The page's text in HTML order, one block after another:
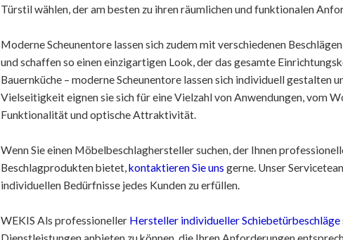
Türstil wählen, der am besten zu ihren räumlichen und funktionalen
Moderne Scheunentore lassen sich zudem mit verschiedenen
und schaffen so einen einzigartigen Look, der das gesamte
Bauernküche – moderne Scheunentore lassen sich individuell gestalten
Vielseitigkeit eignen sie sich für eine Vielzahl von Anwendungen, vom
Funktionalität und optische Attraktivität.
Wenn Sie einen Möbelbeschlaghersteller suchen, der Ihnen
Beschlagprodukten bietet,kontaktieren Sie uns gerne. Unser
individuellen Bedürfnisse jedes Kunden zu erfüllen.
WEKIS Als professioneller Hersteller individueller Schiebetürbeschläge